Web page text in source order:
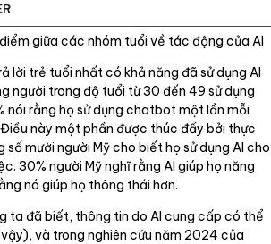
giữa các nhóm tuổi về tác động của AI
lời trẻ tuổi nhất có khả năng đã sử dụng AI
người trong độ tuổi từ 30 đến 49 sử dụng
nói rằng họ sử dụng chatbot một lần mỗi
này một phần được thúc đẩy bởi thực
số mười người Mỹ cho biết họ sử dụng AI cho
30% người Mỹ nghĩ rằng AI giúp họ năng
nó giúp họ thông thái hơn.
ta đã biết, thông tin do AI cung cấp có thể
và trong nghiên cứu năm 2024 của